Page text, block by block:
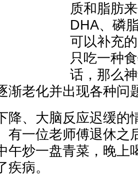
质和脂肪
DHA、磷
可以补充
只吃一种
话，那么
渐老化并出现各种问
降、大脑反应迟缓的
有一位老师傅退休之
午炒一盘青菜，晚上
疾病。